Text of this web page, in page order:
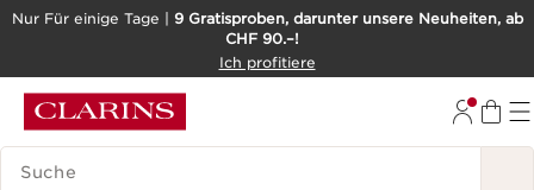
BARRIEREFREIHEITSWERKZEUG
Nur Für einige Tage | 9 Gratisproben, darunter unsere Neuheiten, ab
CHF 90.–!
Ich profitiere
LEGENDE SUCHEN